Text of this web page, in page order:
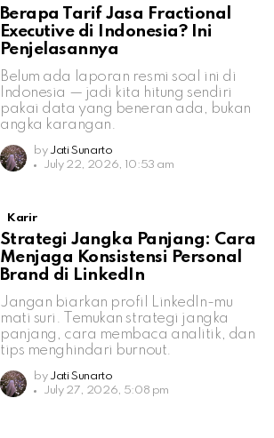
Berapa Tarif Jasa Fractional
Executive di Indonesia? Ini
Penjelasannya
Belum ada laporan resmi soal ini di
Indonesia — jadi kita hitung sendiri
pakai data yang beneran ada, bukan
angka karangan.
by Jati Sunarto
July 22, 2026, 10:53 am
Karir
Strategi Jangka Panjang: Cara
Menjaga Konsistensi Personal
Brand di LinkedIn
Jangan biarkan profil LinkedIn-mu
mati suri. Temukan strategi jangka
panjang, cara membaca analitik, dan
tips menghindari burnout.
by Jati Sunarto
July 27, 2026, 5:08 pm